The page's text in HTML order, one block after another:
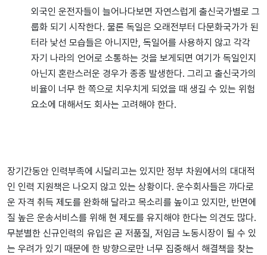
외국인 운전자들이 늘어나다보면 자연스럽게 출신국가별로 그
룹화 되기 시작한다. 물론 독일은 오래전부터 다문화국가가 된
터라 낯선 모습들은 아니지만, 독일어를 사용하지 않고 각각
자기 나라의 언어로 소통하는 것을 보게되면 여기가 독일인지
아닌지 혼란스러운 경우가 종종 발생한다. 그리고 출신국가의
비율이 너무 한 쪽으로 치우치게 되었을 때 생길 수 있는 위험
요소에 대해서도 회사는 고려해야 한다.
장기간동안 인력부족에 시달리고는 있지만 정부 차원에서의 대대적
인 인력 지원책은 나오지 않고 있는 상황이다. 운수회사들은 까다로
운 자격 취득 제도를 완화해 달라고 목소리를 높이고 있지만, 반면에
질 높은 운송서비스를 위해 현 제도를 유지해야 한다는 의견도 많다.
무분별한 신규인력의 유입은 곧 저품질, 저임금 노동시장이 될 수 있
는 우려가 있기 때문에 한 방향으로만 너무 집중해서 해결책을 찾는